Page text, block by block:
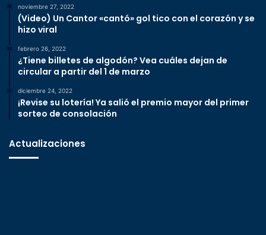
noviembre 27, 2022
(Video) Un Cantor «cantó» gol tico con el corazón y se
hizo viral
febrero 26, 2022
¿Tiene billetes de algodón? Vea cuáles dejan de
circular a partir del 1 de marzo
diciembre 24, 2022
¡Revise su lotería! Ya salió el premio mayor del primer
sorteo de consolación
Actualizaciones